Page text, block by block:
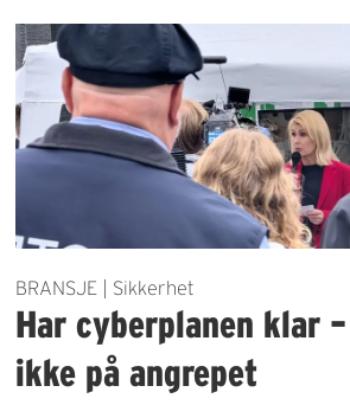
BRANSJE | Sikkerhet
Har cyberplanen klar
ikke på angrepet